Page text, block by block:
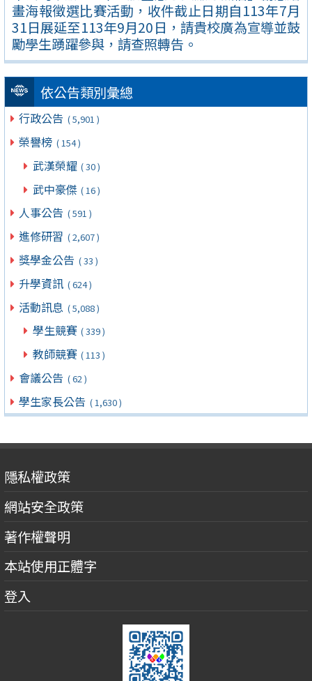
畫海報徵選比賽活動，收件截止日期自113年7月
31日展延至113年9月20日，請貴校廣為宣導並鼓
勵學生踴躍參與，請查照轉告。
依公告類別彙總
行政公告 ( 5,901 )
榮譽榜 ( 154 )
武漢榮耀 ( 30 )
武中豪傑 ( 16 )
人事公告 ( 591 )
進修研習 ( 2,607 )
獎學金公告 ( 33 )
升學資訊 ( 624 )
活動訊息 ( 5,088 )
學生競賽 ( 339 )
教師競賽 ( 113 )
會議公告 ( 62 )
學生家長公告 ( 1,630 )
隱私權政策
網站安全政策
著作權聲明
本站使用正體字
登入